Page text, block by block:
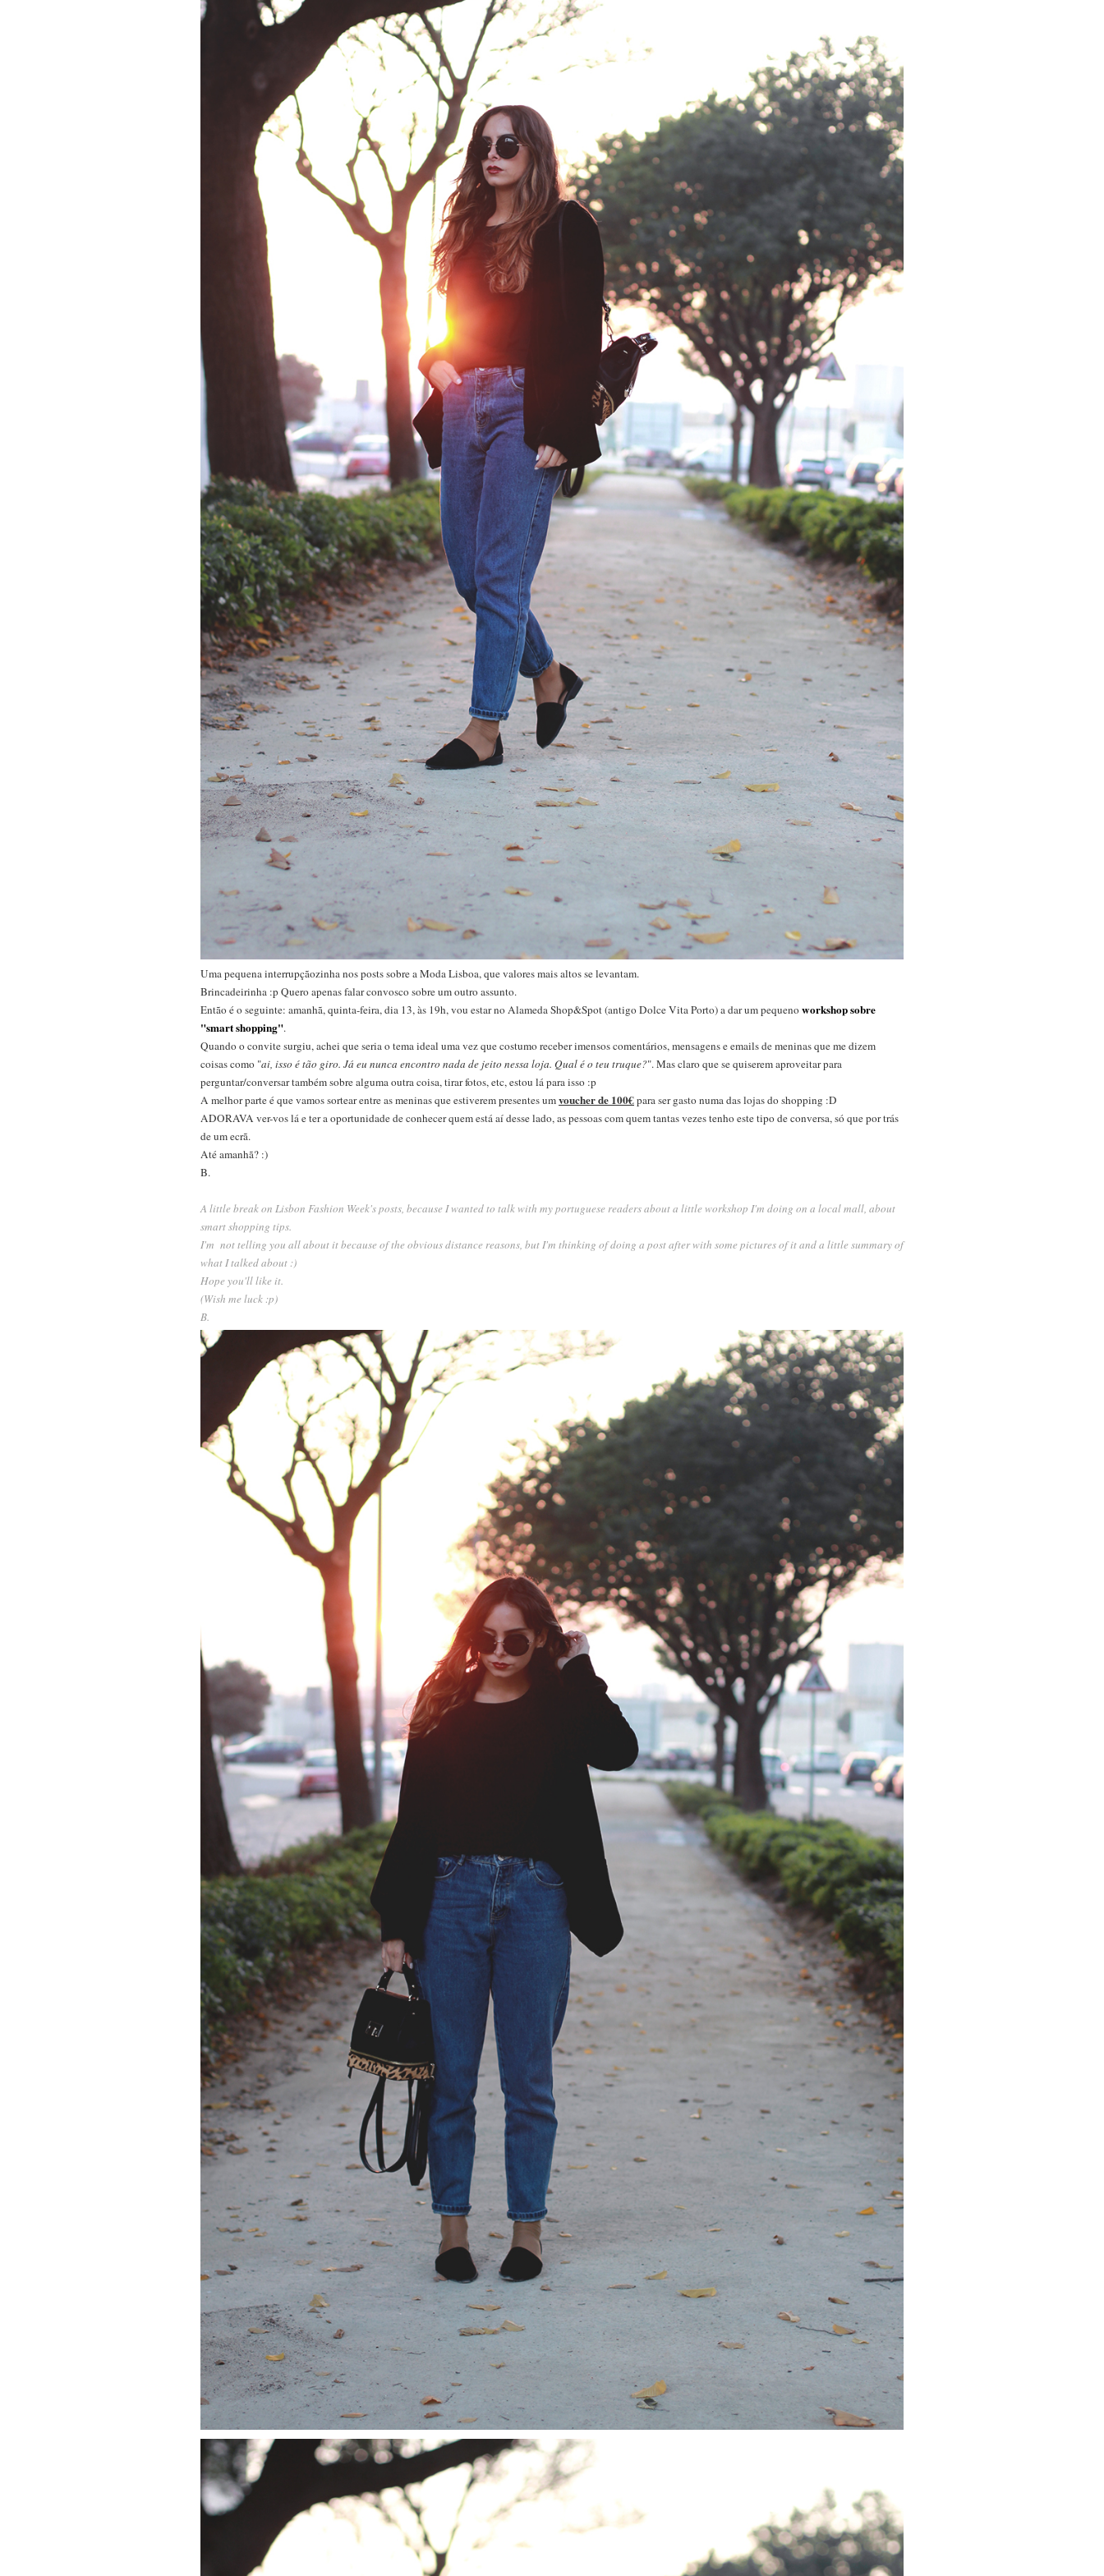
Uma pequena interrupçãozinha nos posts sobre a Moda Lisboa, que valores mais altos se levantam.
Brincadeirinha :p Quero apenas falar convosco sobre um outro assunto.
Então é o seguinte: amanhã, quinta-feira, dia 13, às 19h, vou estar no Alameda Shop&Spot (antigo Dolce Vita Porto) a dar um pequeno workshop sobre
"smart shopping".
Quando o convite surgiu, achei que seria o tema ideal uma vez que costumo receber imensos comentários, mensagens e emails de meninas que me dizem
coisas como "ai, isso é tão giro. Já eu nunca encontro nada de jeito nessa loja. Qual é o teu truque?". Mas claro que se quiserem aproveitar para
perguntar/conversar também sobre alguma outra coisa, tirar fotos, etc, estou lá para isso :p
A melhor parte é que vamos sortear entre as meninas que estiverem presentes umvoucher de 100€para ser gasto numa das lojas do shopping :D
ADORAVA ver-vos lá e ter a oportunidade de conhecer quem está aí desse lado, as pessoas com quem tantas vezes tenho este tipo de conversa, só que por trás
de um ecrã.
Até amanhã? :)
B.
A little break on Lisbon Fashion Week's posts, because I wanted to talk with my portuguese readers about a little workshop I'm doing on a local mall, about
smart shopping tips.
I'm not telling you all about it because of the obvious distance reasons, but I'm thinking of doing a post after with some pictures of it and a little summary of
what I talked about :)
Hope you'll like it.
(Wish me luck :p)
B.